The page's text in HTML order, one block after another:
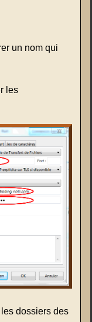
un nom qui
les
dossiers des